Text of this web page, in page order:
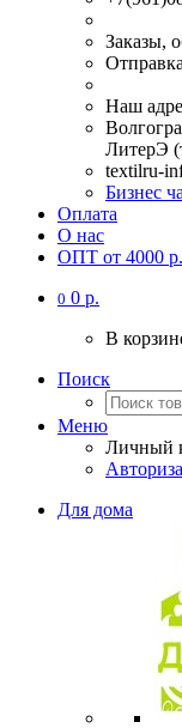
Заказы,
Наш
ЛитерЭ
textilru-
Бизнес
Оплата
О нас
ОПТ от 4000 р.
0 0 р.
В
Поиск
Меню
Личный
Для дома